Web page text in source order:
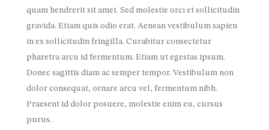
quam hendrerit sit amet. Sed molestie orci et sollicitudin
gravida. Etiam quis odio erat. Aenean vestibulum sapien
in ex sollicitudin fringilla. Curabitur consectetur
pharetra arcu id fermentum. Etiam ut egestas ipsum.
Donec sagittis diam ac semper tempor. Vestibulum non
dolor consequat, ornare arcu vel, fermentum nibh.
Praesent id dolor posuere, molestie enim eu, cursus
purus.